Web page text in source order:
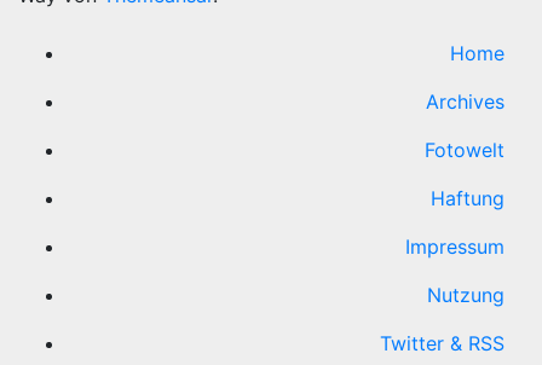
Home
Archives
Fotowelt
Haftung
Impressum
Nutzung
Twitter & RSS